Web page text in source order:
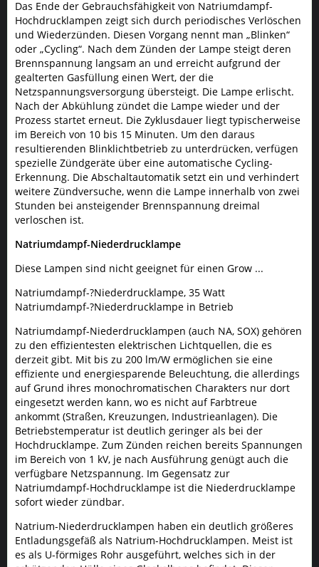
Das Ende der Gebrauchsfähigkeit von Natriumdampf-
Hochdrucklampen zeigt sich durch periodisches Verlöschen
und Wiederzünden. Diesen Vorgang nennt man „Blinken“
oder „Cycling“. Nach dem Zünden der Lampe steigt deren
Brennspannung langsam an und erreicht aufgrund der
gealterten Gasfüllung einen Wert, der die
Netzspannungsversorgung übersteigt. Die Lampe erlischt.
Nach der Abkühlung zündet die Lampe wieder und der
Prozess startet erneut. Die Zyklusdauer liegt typischerweise
im Bereich von 10 bis 15 Minuten. Um den daraus
resultierenden Blinklichtbetrieb zu unterdrücken, verfügen
spezielle Zündgeräte über eine automatische Cycling-
Erkennung. Die Abschaltautomatik setzt ein und verhindert
weitere Zündversuche, wenn die Lampe innerhalb von zwei
Stunden bei ansteigender Brennspannung dreimal
verloschen ist.
Natriumdampf-Niederdrucklampe
Diese Lampen sind nicht geeignet für einen Grow ...
Natriumdampf-?Niederdrucklampe, 35 Watt
Natriumdampf-?Niederdrucklampe in Betrieb
Natriumdampf-Niederdrucklampen (auch NA, SOX) gehören
zu den effizientesten elektrischen Lichtquellen, die es
derzeit gibt. Mit bis zu 200 lm/W ermöglichen sie eine
effiziente und energiesparende Beleuchtung, die allerdings
auf Grund ihres monochromatischen Charakters nur dort
eingesetzt werden kann, wo es nicht auf Farbtreue
ankommt (Straßen, Kreuzungen, Industrieanlagen). Die
Betriebstemperatur ist deutlich geringer als bei der
Hochdrucklampe. Zum Zünden reichen bereits Spannungen
im Bereich von 1 kV, je nach Ausführung genügt auch die
verfügbare Netzspannung. Im Gegensatz zur
Natriumdampf-Hochdrucklampe ist die Niederdrucklampe
sofort wieder zündbar.
Natrium-Niederdrucklampen haben ein deutlich größeres
Entladungsgefäß als Natrium-Hochdrucklampen. Meist ist
es als U-förmiges Rohr ausgeführt, welches sich in der